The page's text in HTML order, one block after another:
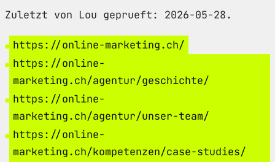
Zuletzt von Lou geprueft: 2026-05-28.
https://online-marketing.ch/
https://online-
marketing.ch/agentur/geschichte/
https://online-
marketing.ch/agentur/unser-team/
https://online-
marketing.ch/kompetenzen/case-studies/